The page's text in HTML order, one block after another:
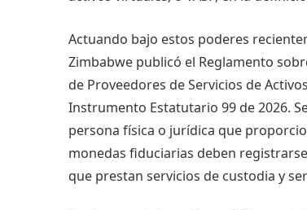
Actuando bajo estos poderes
Zimbabwe publicó el Reglamento
de Proveedores de Servicios de
Instrumento Estatutario 99 de 2026.
persona física o jurídica que
monedas fiduciarias deben
que prestan servicios de custodia y